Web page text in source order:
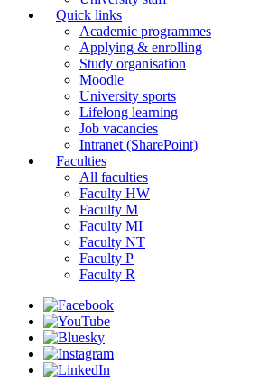
Quick links
Academic programmes
Applying & enrolling
Study organisation
Moodle
University sports
Lifelong learning
Job vacancies
Intranet (SharePoint)
Faculties
All faculties
Faculty HW
Faculty M
Faculty MI
Faculty NT
Faculty P
Faculty R